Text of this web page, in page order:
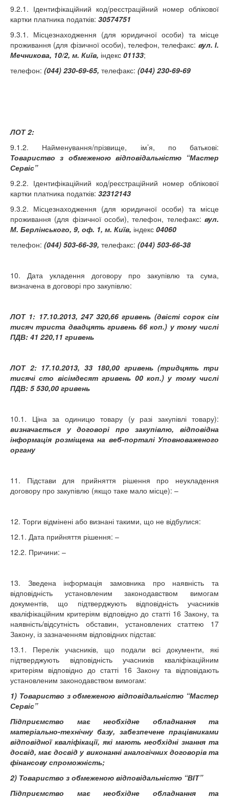
9.2.1. Ідентифікаційний код/реєстраційний номер облікової
картки платника податків: 30574751
9.3.1. Місцезнаходження (для юридичної особи) та місце
проживання (для фізичної особи), телефон, телефакс: вул. І.
Мечникова, 10/2, м. Київ, індекс 01133;
телефон: (044) 230-69-65, телефакс: (044) 230-69-69
ЛОТ 2:
9.1.2. Найменування/прізвище, ім’я, по батькові:
Товариство з обмеженою відповідальністю “Мастер
Сервіс”
9.2.2. Ідентифікаційний код/реєстраційний номер облікової
картки платника податків: 32312143
9.3.2. Місцезнаходження (для юридичної особи) та місце
проживання (для фізичної особи), телефон, телефакс: вул.
М. Берлінського, 9, оф. 1, м. Київ, індекс 04060
телефон: (044) 503-66-39, телефакс: (044) 503-66-38
10. Дата укладення договору про закупівлю та сума,
визначена в договорі про закупівлю:
ЛОТ 1: 17.10.2013, 247 320,66 гривень (двісті сорок сім
тисяч триста двадцять гривень 66 коп.) у тому числі
ПДВ: 41 220,11 гривень
ЛОТ 2: 17.10.2013, 33 180,00 гривень (тридцять три
тисячі сто вісімдесят гривень 00 коп.) у тому числі
ПДВ: 5 530,00 гривень
10.1. Ціна за одиницю товару (у разі закупівлі товару):
визначається у договорі про закупівлю, відповідна
інформація розміщена на веб-порталі Уповноваженого
органу
11. Підстави для прийняття рішення про неукладення
договору про закупівлю (якщо таке мало місце): –
12. Торги відмінені або визнані такими, що не відбулися:
12.1. Дата прийняття рішення: –
12.2. Причини: –
13. Зведена інформація замовника про наявність та
відповідність установленим законодавством вимогам
документів, що підтверджують відповідність учасників
кваліфікаційним критеріям відповідно до статті 16 Закону, та
наявність/відсутність обставин, установлених статтею 17
Закону, із зазначенням відповідних підстав:
13.1. Перелік учасників, що подали всі документи, які
підтверджують відповідність учасників кваліфікаційним
критеріям відповідно до статті 16 Закону та відповідають
установленим законодавством вимогам:
1) Товариство з обмеженою відповідальністю “Мастер
Сервіс”
Підприємство має необхідне обладнання та
матеріально-технічну базу, забезпечене працівниками
відповідної кваліфікації, які мають необхідні знання та
досвід, має досвід у виконанні аналогічних договорів та
фінансову спроможність;
2) Товариство з обмеженою відповідальністю “ВІТ”
Підприємство має необхідне обладнання та